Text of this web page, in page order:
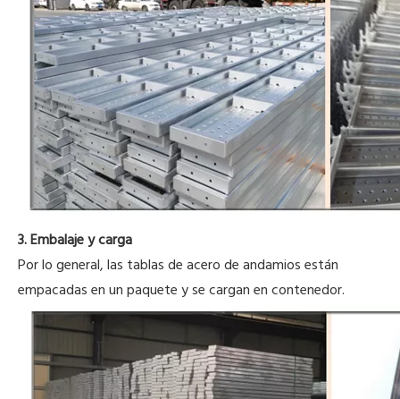
3. Embalaje y carga
Por lo general, las tablas de acero de andamios están
empacadas en un paquete y se cargan en contenedor.